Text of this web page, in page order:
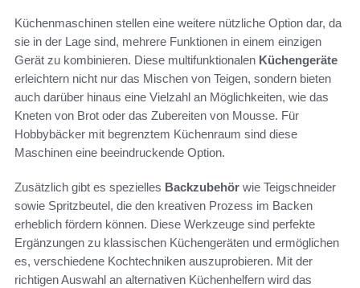
Küchenmaschinen stellen eine weitere nützliche Option dar, da
sie in der Lage sind, mehrere Funktionen in einem einzigen
Gerät zu kombinieren. Diese multifunktionalen Küchengeräte
erleichtern nicht nur das Mischen von Teigen, sondern bieten
auch darüber hinaus eine Vielzahl an Möglichkeiten, wie das
Kneten von Brot oder das Zubereiten von Mousse. Für
Hobbybäcker mit begrenztem Küchenraum sind diese
Maschinen eine beeindruckende Option.
Zusätzlich gibt es spezielles Backzubehör wie Teigschneider
sowie Spritzbeutel, die den kreativen Prozess im Backen
erheblich fördern können. Diese Werkzeuge sind perfekte
Ergänzungen zu klassischen Küchengeräten und ermöglichen
es, verschiedene Kochtechniken auszuprobieren. Mit der
richtigen Auswahl an alternativen Küchenhelfern wird das